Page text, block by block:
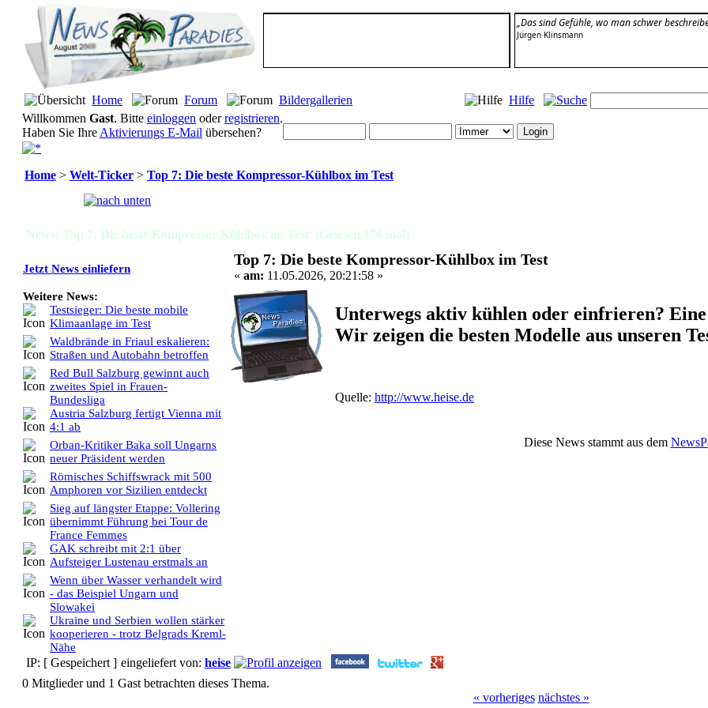
„Das sind Gefühle, wo man schwer
Jürgen Klinsmann
Home Forum Bildergallerien Hilfe
Willkommen Gast. Bitte einloggen oderregistrieren.
Haben Sie Ihre Aktivierungs E-Mail übersehen?
Home > Welt-Ticker > Top 7: Die beste Kompressor-Kühlbox im Test
News: Top 7: Die beste Kompressor-Kühlbox im Test (Gelesen 176 mal)
Jetzt News einliefern
Weitere News:
Testsieger: Die beste mobile
Klimaanlage im Test
Waldbrände in Friaul eskalieren:
Straßen und Autobahn betroffen
Red Bull Salzburg gewinnt auch
zweites Spiel in Frauen-
Bundesliga
Austria Salzburg fertigt Vienna mit
4:1 ab
Orban-Kritiker Baka soll Ungarns
neuer Präsident werden
Römisches Schiffswrack mit 500
Amphoren vor Sizilien entdeckt
Sieg auf längster Etappe: Vollering
übernimmt Führung bei Tour de
France Femmes
GAK schreibt mit 2:1 über
Aufsteiger Lustenau erstmals an
Wenn über Wasser verhandelt wird
- das Beispiel Ungarn und
Slowakei
Ukraine und Serbien wollen stärker
kooperieren - trotz Belgrads Kreml-
Nähe
Top 7: Die beste Kompressor-Kühlbox im Test
« am: 11.05.2026, 20:21:58 »
Unterwegs aktiv kühlen oder einfrieren?
Wir zeigen die besten Modelle aus unseren
Quelle: http://www.heise.de
Diese News stammt aus dem
IP: [ Gespeichert ] eingeliefert von: heise
0 Mitglieder und 1 Gast betrachten dieses Thema.
« vorheriges nächstes »